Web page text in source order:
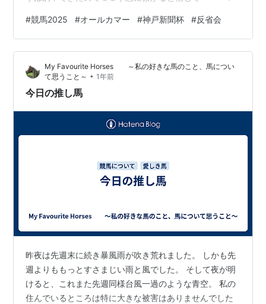
#競馬2025 #オールカマー #神戸新聞杯 #反省会
My Favourite Horses ～私の好きな馬のこと、馬につい
て思うこと～ • 1年前
今日の推し馬
昨夜は先週末に続き暴風雨が吹き荒れました。 しかも先
週よりももっとすさまじい雨と風でした。 そして夜が明
けると、これまた先週同様台風一過のような青空。 私の
住んでいるところは特に大きな被害はありませんでした